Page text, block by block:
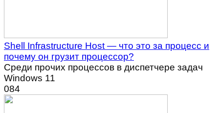
Shell Infrastructure Host — что это за процесс и
почему он грузит процессор?
Среди прочих процессов в диспетчере задач
Windows 11
084